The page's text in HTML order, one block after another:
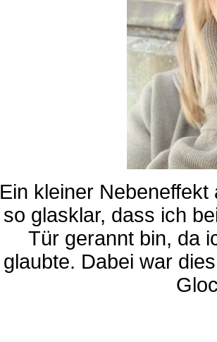
Ein kleiner
so glasklar, dass ich
Tür gerannt bin, da
glaubte. Dabei war